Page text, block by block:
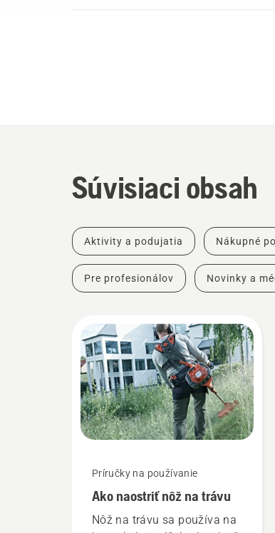
Súvisiaci obsah
Aktivity a podujatia Nákupné
Pre profesionálov Novinky a
Príručky na používanie
Ako naostriť nôž na trávu
Nôž na trávu sa používa na